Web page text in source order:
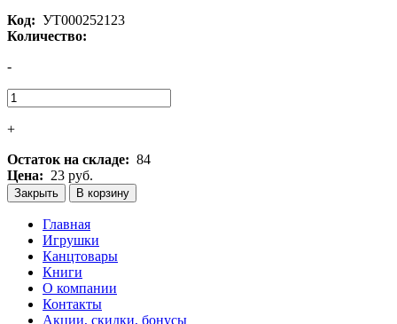
Код: УТ000252123
Количество:
-
+
Остаток на складе: 84
Цена: 23 руб.
Закрыть В корзину
Главная
Игрушки
Канцтовары
Книги
О компании
Контакты
Акции, скидки, бонусы